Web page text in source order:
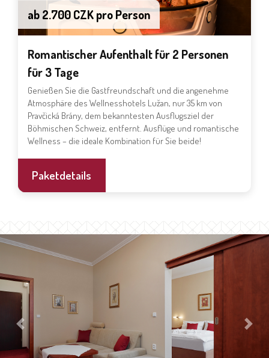
Romantischer Aufenthalt für 2 Personen
für 3 Tage
Genießen Sie die Gastfreundschaft und die angenehme
Atmosphäre des Wellnesshotels Lužan, nur 35 km von
Pravčická Brány, dem bekanntesten Ausflugsziel der
Böhmischen Schweiz, entfernt. Ausflüge und romantische
Wellness – die ideale Kombination für Sie beide!
ab 2.700 CZK pro Person
Paketdetails
Previous Next